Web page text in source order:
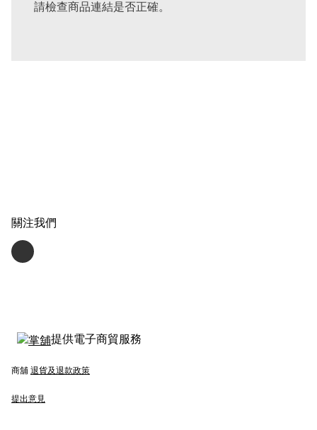
請檢查商品連結是否正確。
關注我們
提供電子商貿服務
商舖 退貨及退款政策
提出意見